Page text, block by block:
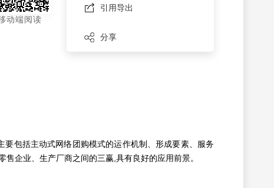
动端阅读
引用导出
分享
包括主动式网络团购模式的运作机制、形成要素、服务
企业、生产厂商之间的三赢,具有良好的应用前景。